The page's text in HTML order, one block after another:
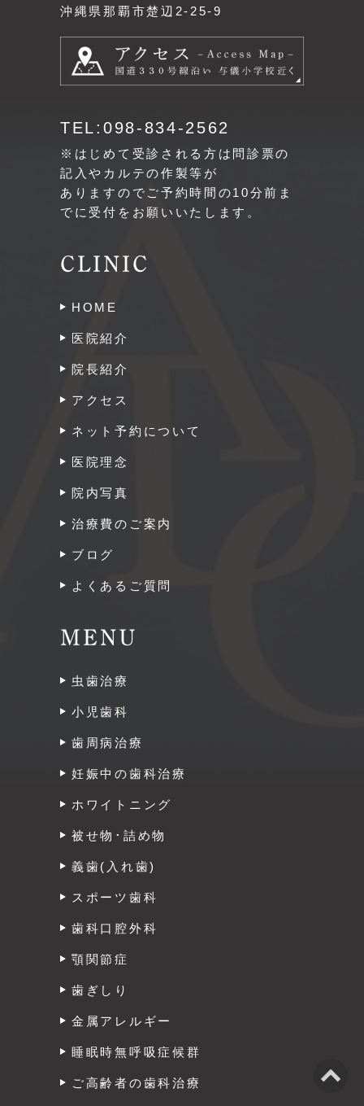
沖縄県那覇市楚辺2-25-9
TEL:098-834-2562
※はじめて受診される方は問診票の
記入やカルテの作製等が
ありますのでご予約時間の10分前ま
でに受付をお願いいたします。
CLINIC
HOME
医院紹介
院長紹介
アクセス
ネット予約について
医院理念
院内写真
治療費のご案内
ブログ
よくあるご質問
MENU
虫歯治療
小児歯科
歯周病治療
妊娠中の歯科治療
ホワイトニング
被せ物･詰め物
義歯(入れ歯)
スポーツ歯科
歯科口腔外科
顎関節症
歯ぎしり
金属アレルギー
睡眠時無呼吸症候群
ご高齢者の歯科治療